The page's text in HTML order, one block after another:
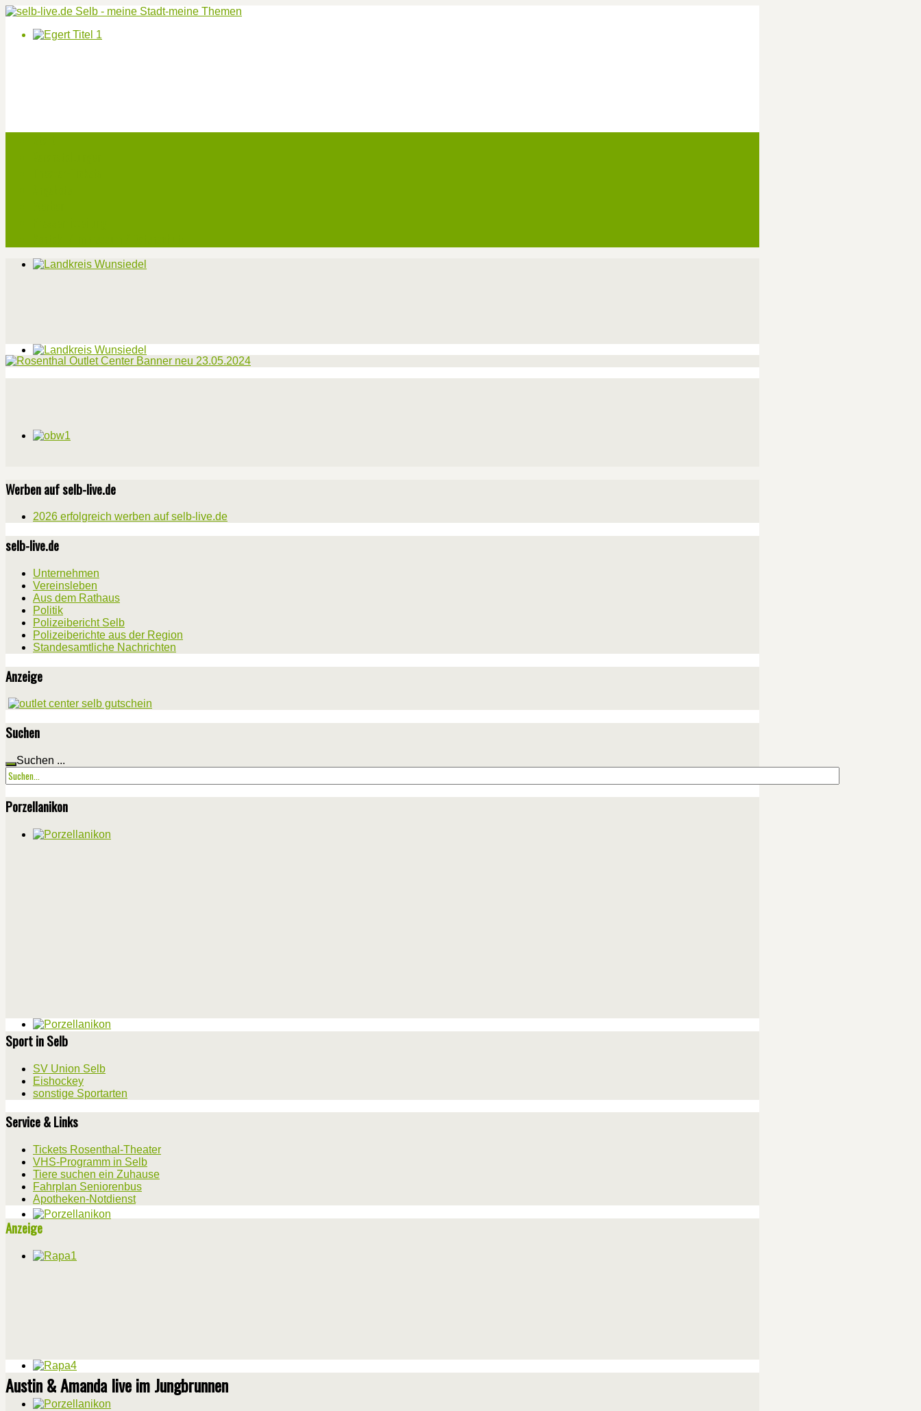
Werben auf selb-live.de
2026 erfolgreich werben auf selb-live.de
selb-live.de
Unternehmen
Vereinsleben
Aus dem Rathaus
Politik
Polizeibericht Selb
Polizeiberichte aus der Region
Standesamtliche Nachrichten
Anzeige
Suchen
Suchen ...
Porzellanikon
Sport in Selb
SV Union Selb
Eishockey
sonstige Sportarten
Service & Links
Tickets Rosenthal-Theater
VHS-Programm in Selb
Tiere suchen ein Zuhause
Fahrplan Seniorenbus
Apotheken-Notdienst
Anzeige
Austin & Amanda live im Jungbrunnen